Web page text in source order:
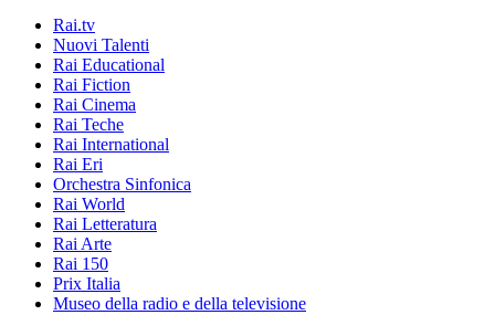
Rai.tv
Nuovi Talenti
Rai Educational
Rai Fiction
Rai Cinema
Rai Teche
Rai International
Rai Eri
Orchestra Sinfonica
Rai World
Rai Letteratura
Rai Arte
Rai 150
Prix Italia
Museo della radio e della televisione